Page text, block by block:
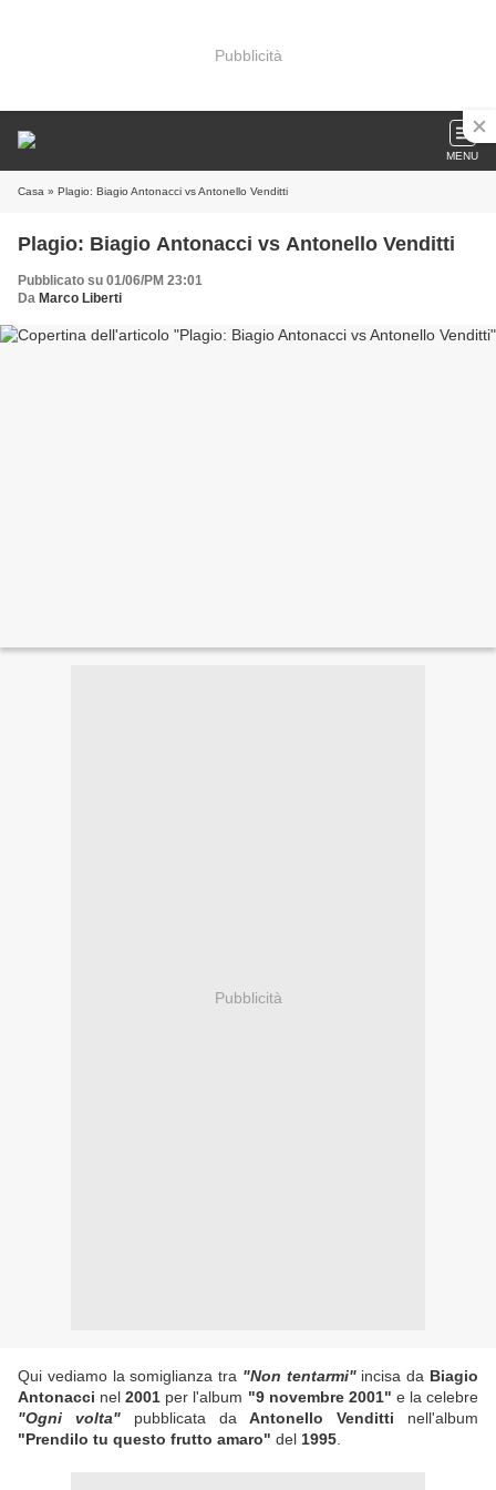
Pubblicità
MENU
Casa » Plagio: Biagio Antonacci vs Antonello Venditti
Plagio: Biagio Antonacci vs Antonello Venditti
Pubblicato su 01/06/PM 23:01
Da Marco Liberti
Pubblicità
Qui vediamo la somiglianza tra "Non tentarmi"incisa da Biagio
Antonacci nel2001 per l'album "9 novembre 2001" e la celebre
"Ogni volta"pubblicata daAntonello Venditti nell'album
"Prendilo tu questo frutto amaro" del 1995